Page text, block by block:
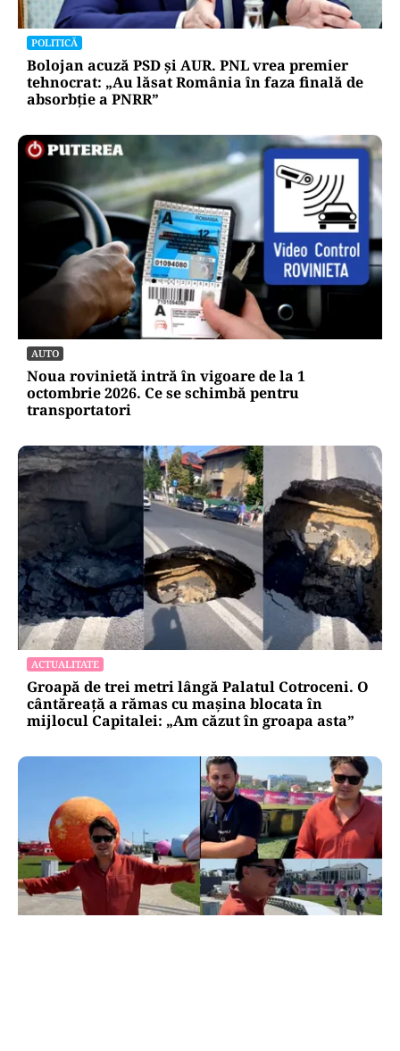
POLITICĂ
Bolojan acuză PSD și AUR. PNL vrea premier
tehnocrat: „Au lăsat România în faza finală de
absorbţie a PNRR”
AUTO
Noua rovinietă intră în vigoare de la 1
octombrie 2026. Ce se schimbă pentru
transportatori
ACTUALITATE
Groapă de trei metri lângă Palatul Cotroceni. O
cântăreață a rămas cu mașina blocata în
mijlocul Capitalei: „Am căzut în groapa asta”